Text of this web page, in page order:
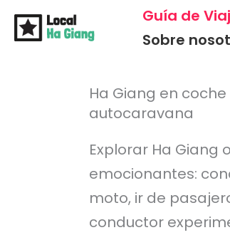
Guía de
Sobre
Ha Giang en
autocaravana
Explorar Ha Giang
emocionantes:
moto, ir de
conductor